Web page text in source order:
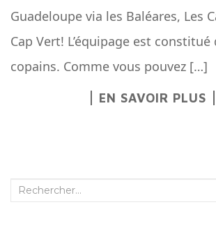
Guadeloupe via les Baléares, Les
Cap Vert! L’équipage est
copains. Comme vous pouvez […]
EN SAVOIR PLUS
Recherche